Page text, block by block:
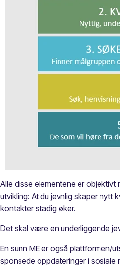
Alle disse elementene er objektivt
utvikling: At du jevnlig skaper nytt
kontakter stadig øker.
Det skal være en underliggende
En sunn ME er også plattformen/
sponsede oppdateringer i sosiale